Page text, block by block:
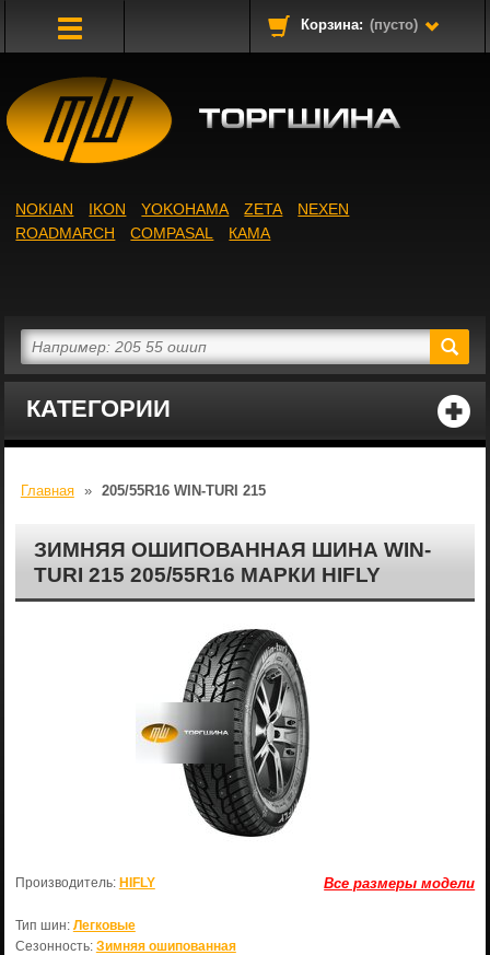
Корзина: (пусто)
КАТЕГОРИИ
NOKIAN IKON YOKOHAMA ZETA
NEXEN
ROADMARCH
COMPASAL КАМА
Главная » 205/55R16 WIN-TURI 215
ЗИМНЯЯ ОШИПОВАННАЯ ШИНА WIN-
TURI 215 205/55R16 МАРКИ HIFLY
Все размеры модели
Производитель: HIFLY
Тип шин: Легковые
Сезонность: Зимняя ошипованная